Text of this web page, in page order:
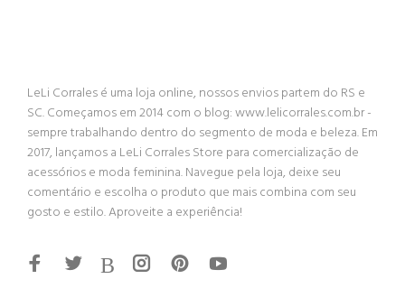
LeLi Corrales é uma loja online, nossos envios partem do RS e
SC. Começamos em 2014 com o blog: www.lelicorrales.com.br -
sempre trabalhando dentro do segmento de moda e beleza. Em
2017, lançamos a LeLi Corrales Store para comercialização de
acessórios e moda feminina. Navegue pela loja, deixe seu
comentário e escolha o produto que mais combina com seu
gosto e estilo. Aproveite a experiência!